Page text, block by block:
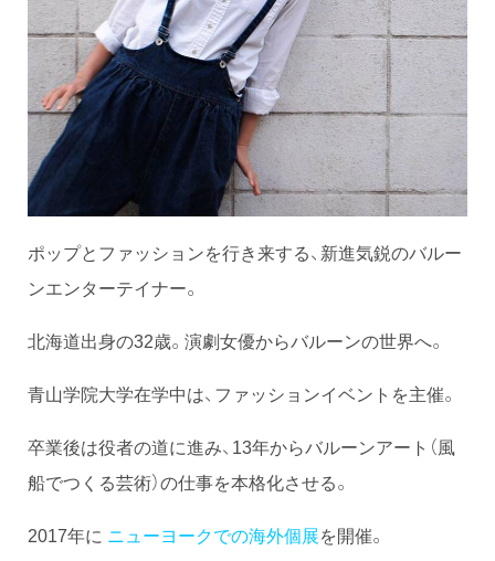
ポップとファッションを行き来する、新進気鋭のバルー
ンエンターテイナー。
北海道出身の32歳。演劇女優からバルーンの世界へ。
青山学院大学在学中は、ファッションイベントを主催。
卒業後は役者の道に進み、13年からバルーンアート（風
船でつくる芸術）の仕事を本格化させる。
2017年に ニューヨークでの海外個展を開催。